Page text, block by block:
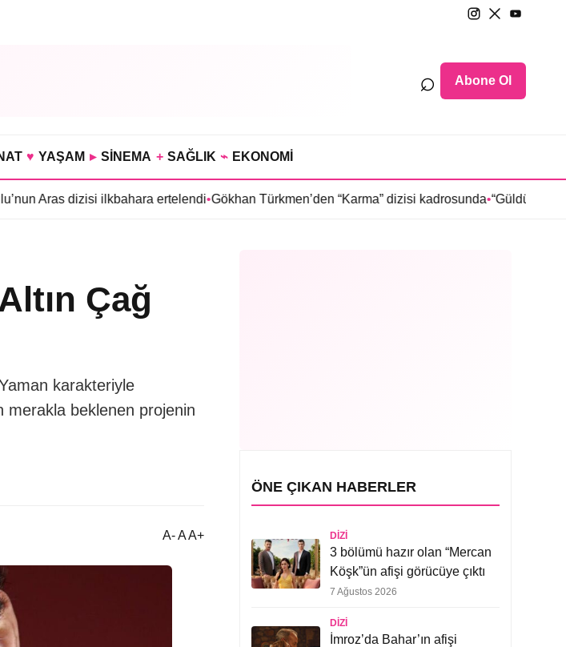
⌕ Abone Ol
♥ YAŞAM ▸ SİNEMA + SAĞLIK ⌁ EKONOMİ
dizisi ilkbahara ertelendi •Gökhan Türkmen’den “Karma” dizisi kadrosunda•“Güldür Güldür
Çağ
karakteriyle
merakla beklenen projenin
A- A A+
ÖNE ÇIKAN HABERLER
DIZI
3 bölümü hazır olan “Mercan
Köşk”ün afişi görücüye çıktı
7 Ağustos 2026
DIZI
İmroz’da Bahar’ın afişi